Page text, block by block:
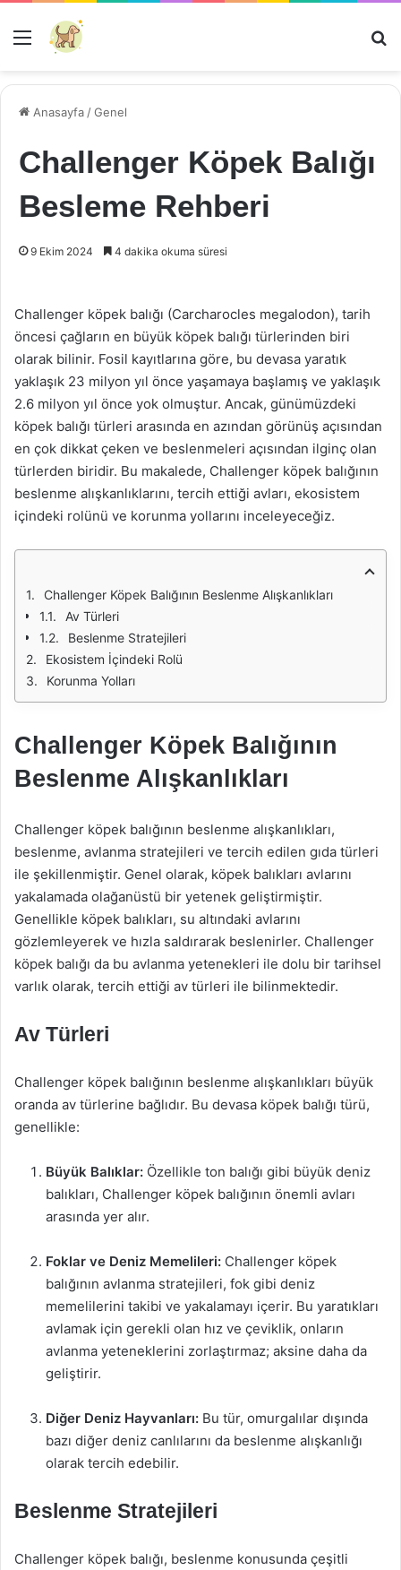
Menü
Anasayfa /Genel
Challenger Köpek Balığı
Besleme Rehberi
9 Ekim 2024 4 dakika okuma süresi
Challenger köpek balığı (Carcharocles megalodon), tarih
öncesi çağların en büyük köpek balığı türlerinden biri
olarak bilinir. Fosil kayıtlarına göre, bu devasa yaratık
yaklaşık 23 milyon yıl önce yaşamaya başlamış ve yaklaşık
2.6 milyon yıl önce yok olmuştur. Ancak, günümüzdeki
köpek balığı türleri arasında en azından görünüş açısından
en çok dikkat çeken ve beslenmeleri açısından ilginç olan
türlerden biridir. Bu makalede, Challenger köpek balığının
beslenme alışkanlıklarını, tercih ettiği avları, ekosistem
içindeki rolünü ve korunma yollarını inceleyeceğiz.
Challenger Köpek Balığının Beslenme Alışkanlıkları
Av Türleri
Beslenme Stratejileri
Ekosistem İçindeki Rolü
Korunma Yolları
Challenger Köpek Balığının
Beslenme Alışkanlıkları
Challenger köpek balığının beslenme alışkanlıkları,
beslenme, avlanma stratejileri ve tercih edilen gıda türleri
ile şekillenmiştir. Genel olarak, köpek balıkları avlarını
yakalamada olağanüstü bir yetenek geliştirmiştir.
Genellikle köpek balıkları, su altındaki avlarını
gözlemleyerek ve hızla saldırarak beslenirler. Challenger
köpek balığı da bu avlanma yetenekleri ile dolu bir tarihsel
varlık olarak, tercih ettiği av türleri ile bilinmektedir.
Av Türleri
Challenger köpek balığının beslenme alışkanlıkları büyük
oranda av türlerine bağlıdır. Bu devasa köpek balığı türü,
genellikle:
Büyük Balıklar: Özellikle ton balığı gibi büyük deniz
balıkları, Challenger köpek balığının önemli avları
arasında yer alır.
Foklar ve Deniz Memelileri: Challenger köpek
balığının avlanma stratejileri, fok gibi deniz
memelilerini takibi ve yakalamayı içerir. Bu yaratıkları
avlamak için gerekli olan hız ve çeviklik, onların
avlanma yeteneklerini zorlaştırmaz; aksine daha da
geliştirir.
Diğer Deniz Hayvanları: Bu tür, omurgalılar dışında
bazı diğer deniz canlılarını da beslenme alışkanlığı
olarak tercih edebilir.
Beslenme Stratejileri
Challenger köpek balığı, beslenme konusunda çeşitli